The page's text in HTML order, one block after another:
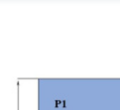
Operačná